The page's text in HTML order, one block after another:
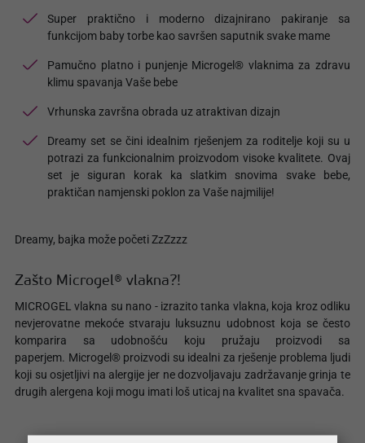
Super praktično i moderno dizajnirano pakiranje sa
funkcijom baby torbe kao savršen saputnik svake mame
Pamučno platno i punjenje Microgel® vlaknima za zdravu
klimu spavanja Vaše bebe
Vrhunska završna obrada uz atraktivan dizajn
Dreamy set se čini idealnim rješenjem za roditelje koji su u
potrazi za funkcionalnim proizvodom visoke kvalitete. Ovaj
set je siguran korak ka slatkim snovima svake bebe,
praktičan namjenski poklon za Vaše najmilije!
Dreamy, bajka može početi ZzZzzz
Zašto Microgel® vlakna?!
MICROGEL vlakna su nano - izrazito tanka vlakna, koja kroz odliku
nevjerovatne mekoće stvaraju luksuznu udobnost koja se često
komparira sa udobnošću koju pružaju proizvodi sa
paperjem. Microgel® proizvodi su idealni za rješenje problema ljudi
koji su osjetljivi na alergije jer ne dozvoljavaju zadržavanje grinja te
drugih alergena koji mogu imati loš uticaj na kvalitet sna spavača.